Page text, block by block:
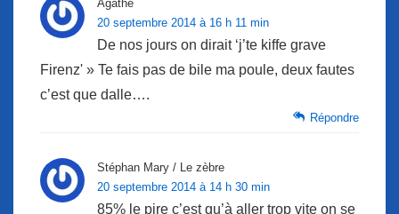
Agathe
20 septembre 2014 à 16 h 11 min
De nos jours on dirait ‘j’te kiffe grave
Firenz' » Te fais pas de bile ma poule, deux fautes
c’est que dalle….
Répondre
Stéphan Mary / Le zèbre
20 septembre 2014 à 14 h 30 min
85% le pire c’est qu’à aller trop vite on se